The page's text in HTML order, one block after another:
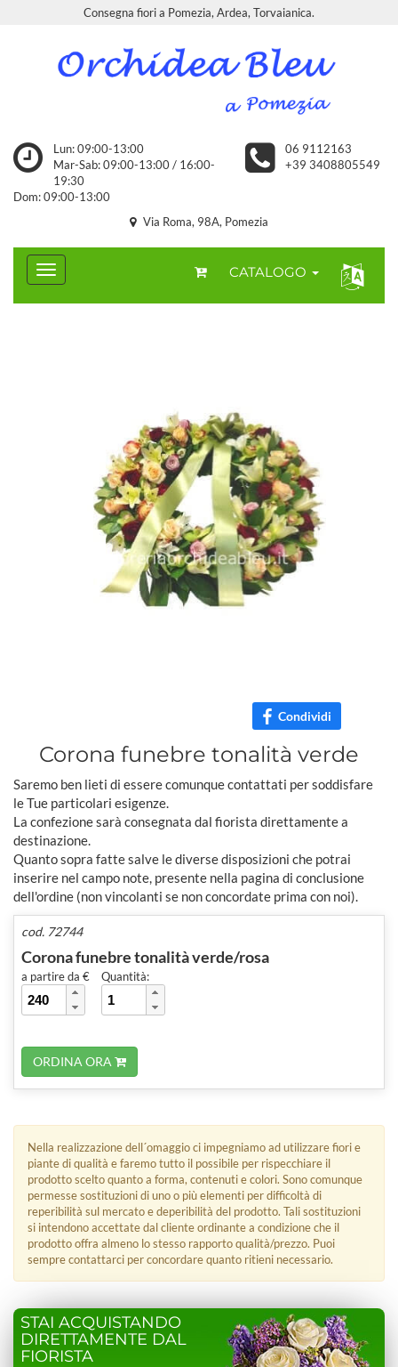
Consegna fiori a Pomezia, Ardea, Torvaianica.
Lun: 09:00-13:00
Mar-Sab: 09:00-13:00 / 16:00-
19:30
Dom: 09:00-13:00
06 9112163
+39 3408805549
Via Roma, 98A, Pomezia
CATALOGO
Condividi
Corona funebre tonalità verde
Saremo ben lieti di essere comunque contattati per soddisfare
le Tue particolari esigenze.
La confezione sarà consegnata dal fiorista direttamente a
destinazione.
Quanto sopra fatte salve le diverse disposizioni che potrai
inserire nel campo note, presente nella pagina di conclusione
dell'ordine (non vincolanti se non concordate prima con noi).
cod. 72744
Corona funebre tonalità verde/rosa
a partire da € Quantità:
ORDINA ORA
Nella realizzazione dell´omaggio ci impegniamo ad utilizzare fiori e
piante di qualità e faremo tutto il possibile per rispecchiare il
prodotto scelto quanto a forma, contenuti e colori. Sono comunque
permesse sostituzioni di uno o più elementi per difficoltà di
reperibilità sul mercato e deperibilità del prodotto. Tali sostituzioni
si intendono accettate dal cliente ordinante a condizione che il
prodotto offra almeno lo stesso rapporto qualità/prezzo. Puoi
sempre contattarci per concordare quanto ritieni necessario.
STAI ACQUISTANDO
DIRETTAMENTE DAL
FIORISTA